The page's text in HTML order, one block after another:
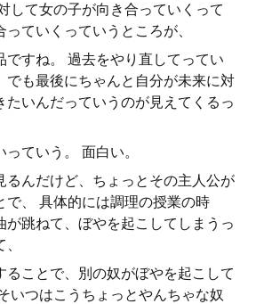
して女の子が向き合っていくって
ていくっていうところが、
ですね。 過去をやり直してってい
でも最後にちゃんと自分が未来に対
たいんだっていうのが見えてくるっ
ていう。 面白い。
るんだけど、ちょっとその主人公が
で、 具体的には調理の授業の時
が跳ねて、ぼやを起こしてしまうっ
ることで、別の奴がぼやを起こして
いつはこうちょっとやんちゃな奴